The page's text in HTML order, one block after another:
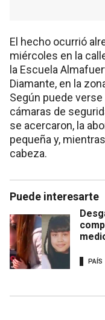
El hecho ocurrió
miércoles en la
la Escuela
Diamante, en la
Según puede
cámaras de
se acercaron, la
pequeña y,
cabeza.
Puede interesarte
PAÍS